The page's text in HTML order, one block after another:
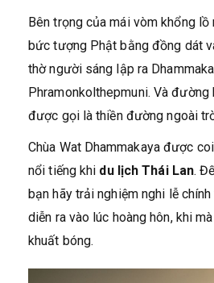
Bên trọng của mái vòm khổng lồ
bức tượng Phật bằng đồng dát
thờ người sáng lập ra
Phramonkolthepmuni. Và
được gọi là thiền đường ngoài
Chùa Wat Dhammakaya được
nổi tiếng khi du lịch Thái Lan.
bạn hãy trải nghiệm nghi lễ
diễn ra vào lúc hoàng hôn, khi
khuất bóng.